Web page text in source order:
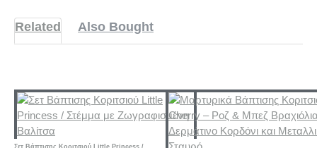
Related Also Bought